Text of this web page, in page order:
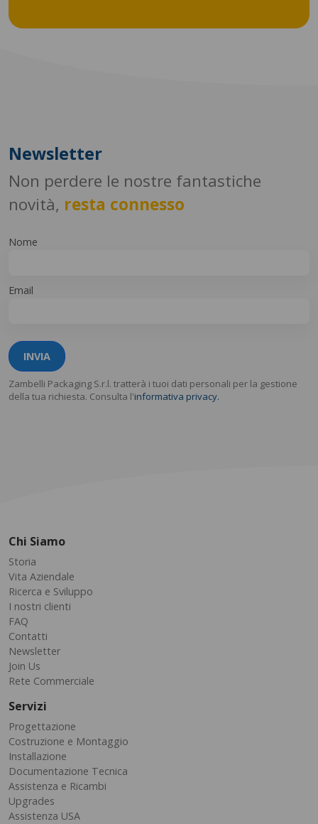
Newsletter
Non perdere le nostre fantastiche
novità, resta connesso
Nome
Email
INVIA
Zambelli Packaging S.r.l. tratterà i tuoi dati personali per la gestione
della tua richiesta. Consulta l'informativa privacy.
Chi Siamo
Storia
Vita Aziendale
Ricerca e Sviluppo
I nostri clienti
FAQ
Contatti
Newsletter
Join Us
Rete Commerciale
Servizi
Progettazione
Costruzione e Montaggio
Installazione
Documentazione Tecnica
Assistenza e Ricambi
Upgrades
Assistenza USA